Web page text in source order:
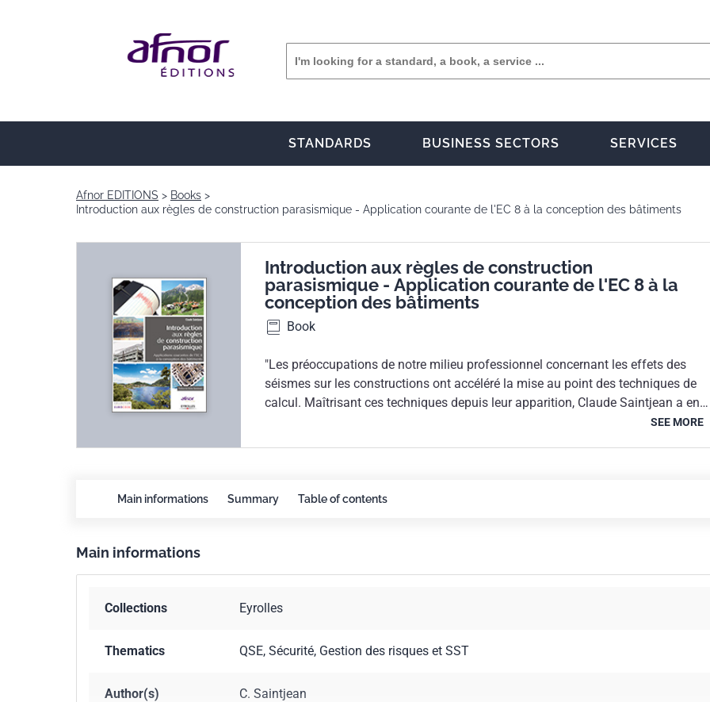
STANDARDS BUSINESS SECTORS SERVICES
Afnor EDITIONS
Books
Introduction aux règles de construction parasismique - Application courante de l'EC 8 à la conception des bâtiments
Introduction aux règles de construction
parasismique - Application courante de l'EC 8 à la
conception des bâtiments
Book
"Les préoccupations de notre milieu professionnel concernant les effets des
séismes sur les constructions ont accéléré la mise au point des techniques de
calcul. Maîtrisant ces techniques depuis leur apparition, Claude Saintjean a en
suivi le développement tout au long de leur évolution.C'est assurément le seul
d'examiner la validité et la fiabilité des résultats. Cette démarche est d'autant plus
l'angle théorique que pratique ; les conseils dont il accompagne les projets sont
qu'il mentionne sont d'ailleurs celles qu'on y utilise généralement. Il y ajoute
exemples de bâtiments : l'un contreventé par portiques, l'autre par voiles. Capable
néanmoins que ce soient le bon sens et les ordres de grandeur qui gouvernent la
SEE MORE
Main informations Summary Table of contents
Main informations
Collections Eyrolles
Thematics QSE, Sécurité, Gestion des risques et SST
Author(s) C. Saintjean